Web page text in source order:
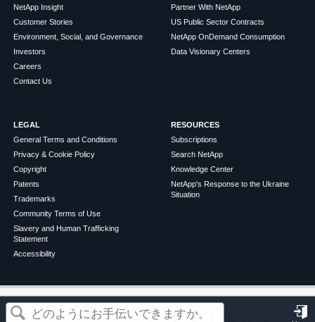
この記事は役に立ちましたか？
NetApp Insight
Customer Stories
Environment, Social, and Governance
Investors
Careers
Contact Us
Partner With NetApp
US Public Sector Contracts
NetApp OnDemand Consumption
Data Visionary Centers
LEGAL
General Terms and Conditions
Privacy & Cookie Policy
Copyright
Patents
Trademarks
Community Terms of Use
Slavery and Human Trafficking
Statement
Accessibility
RESOURCES
Subscriptions
Search NetApp
Knowledge Center
NetApp's Response to the Ukraine
Situation
©2026NetApp English Terms of Use
Privacy Policy
Cookie Policy
Cookie Settings